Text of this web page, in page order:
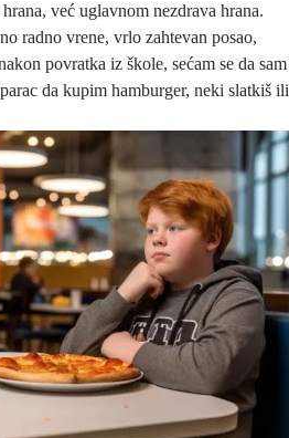
već uglavnom nezdrava hrana.
radno vrene, vrlo zahtevan posao,
povratka iz škole, sećam se da sam
da kupim hamburger, neki slatkiš ili